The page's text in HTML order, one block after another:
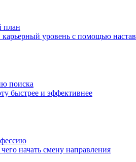
план
уровень с помощью
поиска
быстрее и эффективнее
начать смену направления